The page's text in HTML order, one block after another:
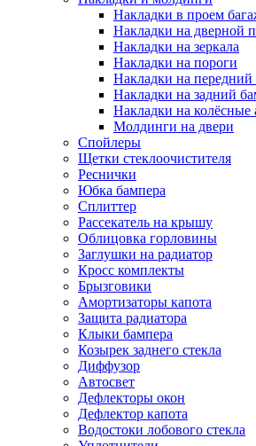
Накладки в проем
Накладки на дверной
Накладки на зеркала
Накладки на пороги
Накладки на передний
Накладки на задний
Накладки на колёсные
Молдинги на двери
Спойлеры
Щетки стеклоочистителя
Реснички
Юбка бампера
Сплиттер
Рассекатель на крышу
Облицовка горловины
Заглушки на радиатор
Кросс комплекты
Брызговики
Амортизаторы капота
Защита радиатора
Клыки бампера
Козырек заднего стекла
Диффузор
Автосвет
Дефлекторы окон
Дефлектор капота
Водостоки лобового стекла